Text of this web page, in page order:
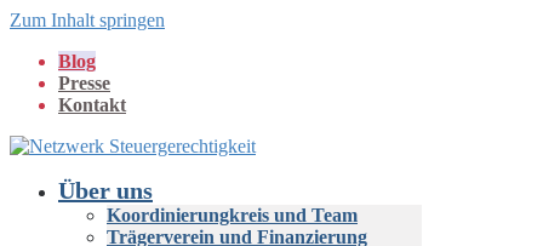
Zum Inhalt springen
Blog
Presse
Kontakt
Über uns
Koordinierungkreis und Team
Trägerverein und Finanzierung